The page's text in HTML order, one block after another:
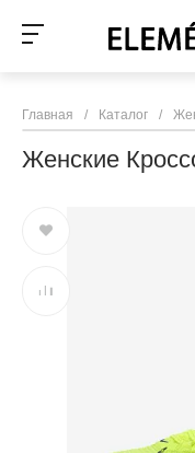
Главная / Каталог /
Женские